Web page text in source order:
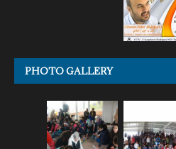
PHOTO GALLERY